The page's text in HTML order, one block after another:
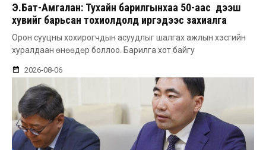
Э.Бат-Амгалан: Тухайн барилгынхаа 50-аас дээш
хувийг барьсан тохиолдолд иргэдээс захиалга
авдаг болгоно
Орон сууцны хохирогчдын асуудлыг шалгах ажлын хэсгийн
хуралдаан өнөөдөр боллоо. Барилга хот байгу
2026-08-06